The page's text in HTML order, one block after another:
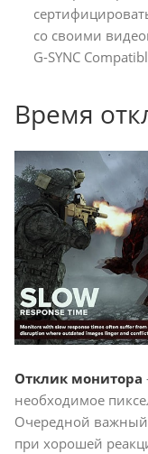
со своими
G-SYNC
Время
Отклик монитора
необходимое
Очередной важный
при хорошей